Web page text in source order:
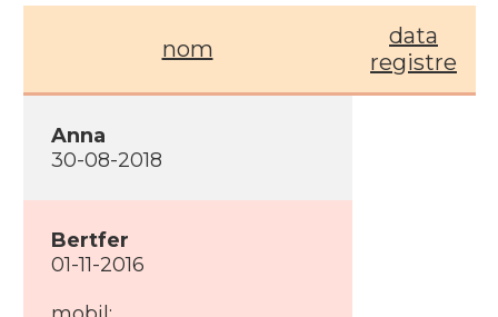
nom
data
registre
Anna
30-08-2018
Bertfer
01-11-2016